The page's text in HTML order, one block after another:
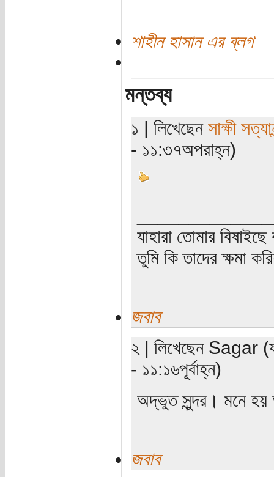
শাহীন হাসান এর ব্লগ
মন্তব্য
১ | লিখেছেন সাক্ষী
- ১১:৩৭অপরাহ্ন)
যাহারা তোমার
তুমি কি তাদের ক্ষমা
জবাব
২ | লিখেছেন Sagar
- ১১:১৬পূর্বাহ্ন)
অদ্ভুত সুন্দর। মনে হয়
জবাব